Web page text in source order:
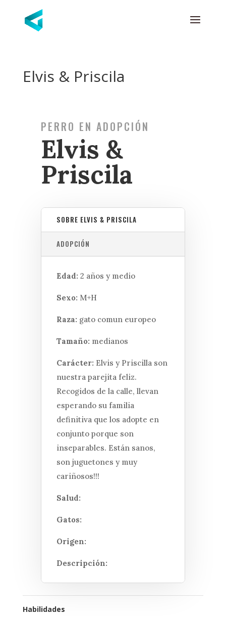
Elvis & Priscila
PERRO EN ADOPCIÓN
Elvis &
Priscila
SOBRE ELVIS & PRISCILA
ADOPCIÓN
Edad: 2 años y medio
Sexo: M+H
Raza: gato comun europeo
Tamaño: medianos
Carácter: Elvis y Priscilla son
nuestra parejita feliz.
Recogidos de la calle, llevan
esperando su familia
definitiva que los adopte en
conjunto porque son
inseparables. Están sanos,
son juguetones y muy
cariñosos!!!
Salud:
Gatos:
Origen:
Descripción:
Habilidades